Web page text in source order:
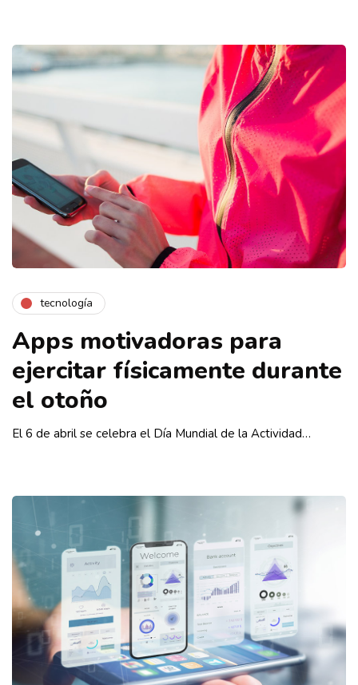
tecnología
Apps motivadoras para
ejercitar físicamente durante
el otoño
El 6 de abril se celebra el Día Mundial de la Actividad…